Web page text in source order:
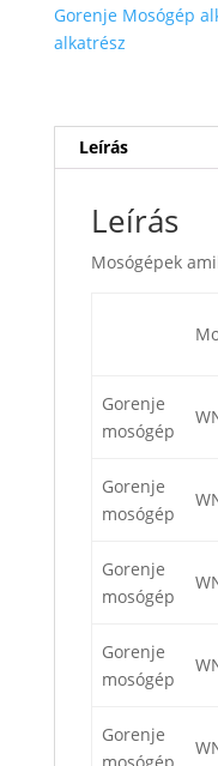
Gorenje Mosógép
alkatrész
Leírás
Leírás
Mosógépek
Gorenje
mosógép
Gorenje
mosógép
Gorenje
mosógép
Gorenje
mosógép
Gorenje